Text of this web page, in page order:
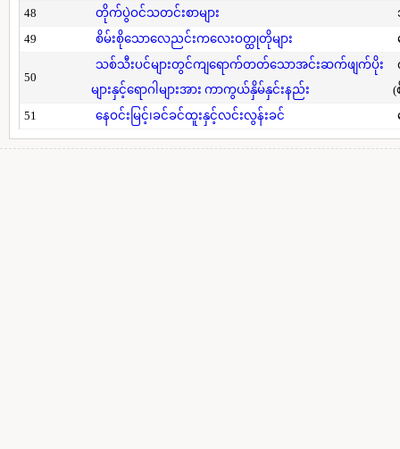
48 တိုက်ပွဲဝင်သတင်းစာများ
49
စိမ်းစိုသောလေညင်းကလေးဝတ္ထုတိုများ
50
သစ်သီးပင်များတွင်ကျရောက်တတ်သောအင်းဆက်ဖျက်ပိုး
များနှင့်ရောဂါများအား ကာကွယ်နှိမ်နှင်းနည်း
(
51
နေဝင်းမြင့်၊ခင်ခင်ထူးနှင့်လင်းလွန်းခင်